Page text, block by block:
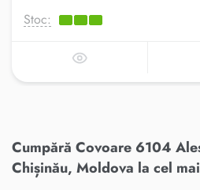
Stoc:
Cumpără Covoare 6104
Chișinău, Moldova la cel